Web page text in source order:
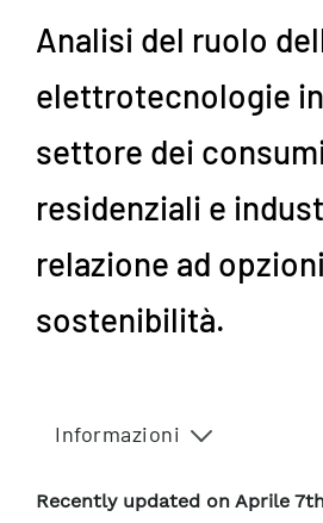
Analisi del ruolo
elettrotecnologie
settore dei
residenziali e
relazione ad
sostenibilità.
Informazioni
Recently updated on Aprile